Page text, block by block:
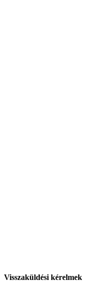
Visszaküldési kérelmek